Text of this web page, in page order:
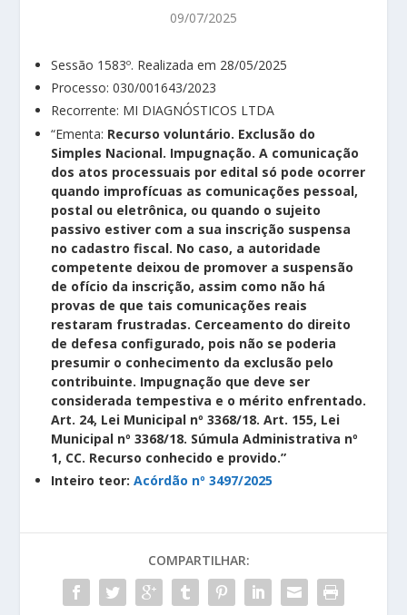
09/07/2025
Sessão 1583º. Realizada em 28/05/2025
Processo: 030/001643/2023
Recorrente: MI DIAGNÓSTICOS LTDA
“Ementa: Recurso voluntário. Exclusão do
Simples Nacional. Impugnação. A comunicação
dos atos processuais por edital só pode ocorrer
quando improfícuas as comunicações pessoal,
postal ou eletrônica, ou quando o sujeito
passivo estiver com a sua inscrição suspensa
no cadastro fiscal. No caso, a autoridade
competente deixou de promover a suspensão
de ofício da inscrição, assim como não há
provas de que tais comunicações reais
restaram frustradas. Cerceamento do direito
de defesa configurado, pois não se poderia
presumir o conhecimento da exclusão pelo
contribuinte. Impugnação que deve ser
considerada tempestiva e o mérito enfrentado.
Art. 24, Lei Municipal nº 3368/18. Art. 155, Lei
Municipal nº 3368/18. Súmula Administrativa nº
1, CC. Recurso conhecido e provido.”
Inteiro teor:Acórdão nº 3497/2025
COMPARTILHAR: